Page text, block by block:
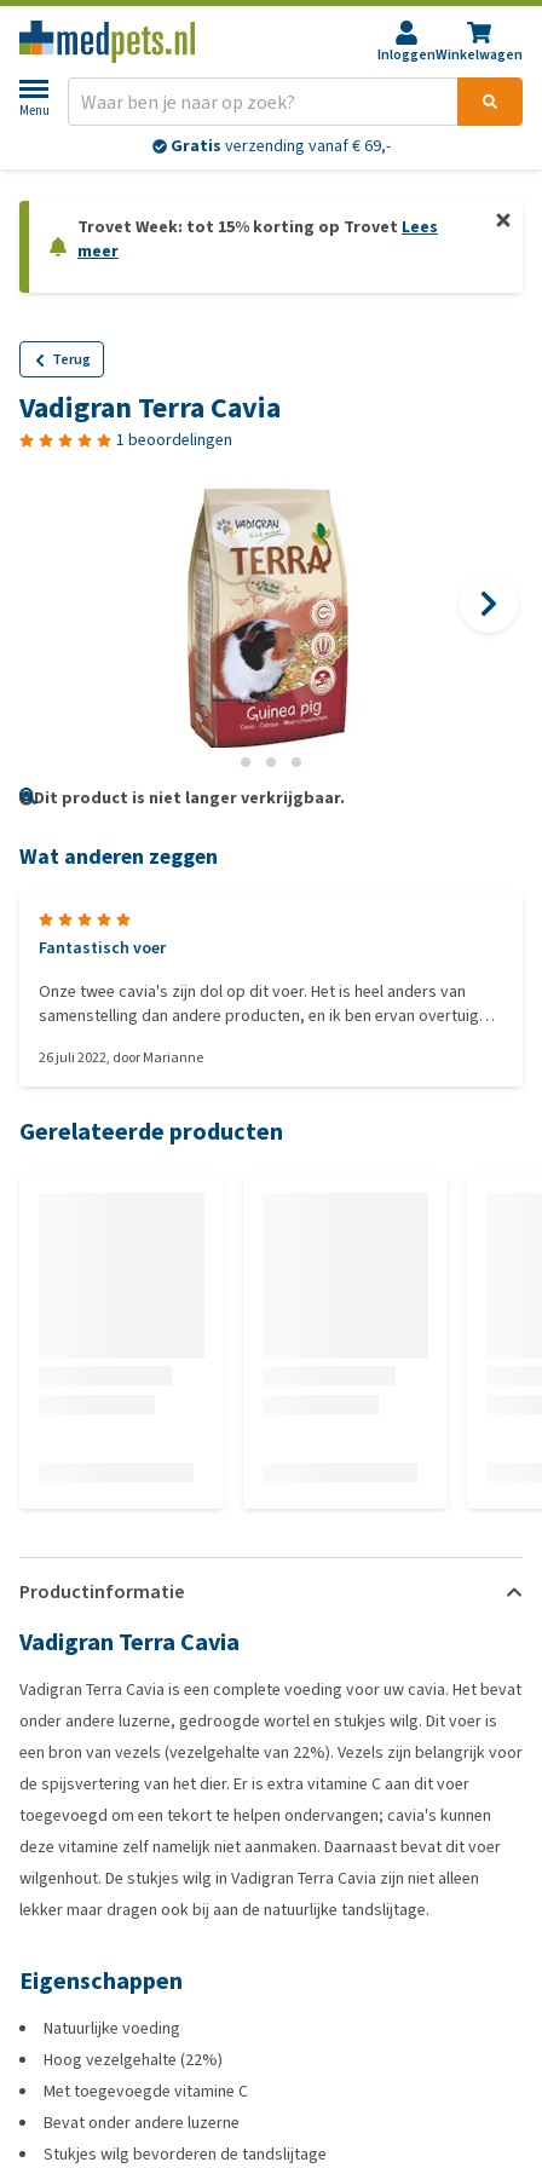
InloggenWinkelwagen
Menu
Gratis verzending vanaf € 69,-
Trovet Week: tot 15% korting op Trovet Lees
meer
Terug
Vadigran Terra Cavia
1 beoordelingen
Dit product is niet langer verkrijgbaar.
Wat anderen zeggen
Fantastisch voer
Onze twee cavia's zijn dol op dit voer. Het is heel anders van
samenstelling dan andere producten, en ik ben ervan overtuigd
26 juli 2022, doorMarianne
Gerelateerde producten
Productinformatie
Vadigran Terra Cavia
Vadigran Terra Cavia is een complete voeding voor uw cavia. Het bevat
onder andere luzerne, gedroogde wortel en stukjes wilg. Dit voer is
een bron van vezels (vezelgehalte van 22%). Vezels zijn belangrijk voor
de spijsvertering van het dier. Er is extra vitamine C aan dit voer
toegevoegd om een tekort te helpen ondervangen; cavia's kunnen
deze vitamine zelf namelijk niet aanmaken. Daarnaast bevat dit voer
wilgenhout. De stukjes wilg in Vadigran Terra Cavia zijn niet alleen
lekker maar dragen ook bij aan de natuurlijke tandslijtage.
Eigenschappen
Natuurlijke voeding
Hoog vezelgehalte (22%)
Met toegevoegde vitamine C
Bevat onder andere luzerne
Stukjes wilg bevorderen de tandslijtage